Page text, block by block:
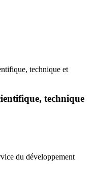
technique et
technique
du développement